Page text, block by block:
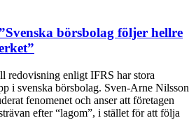
börsbolag följer hellre
redovisning enligt IFRS har stora
i svenska börsbolag. Sven-Arne Nilsson
fenomenet och anser att företagen
efter “lagom”, i stället för att följa